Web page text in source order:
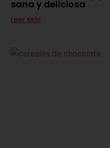
sana y deliciosa
Leer Más